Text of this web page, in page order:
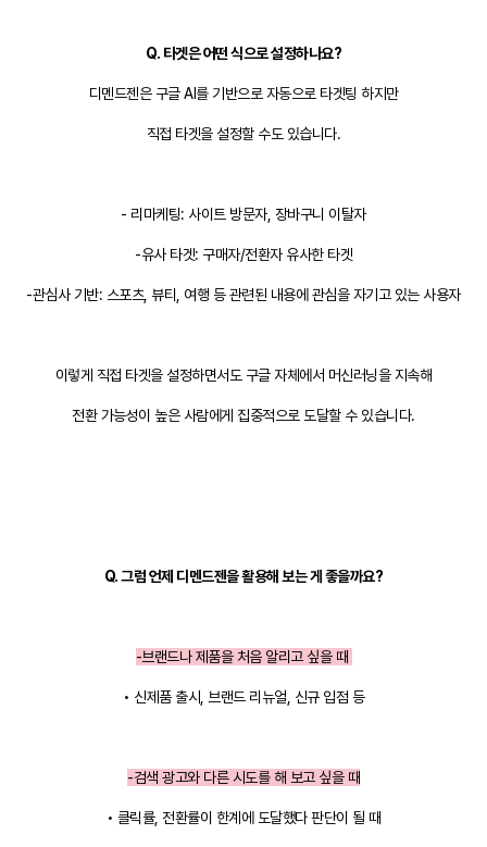
Q. 타겟은 어떤 식으로 설정하나요?
디멘드젠은 구글 AI를 기반으로 자동으로 타겟팅 하지만
직접 타겟을 설정할 수도 있습니다.
- 리마케팅: 사이트 방문자, 장바구니 이탈자
-유사 타겟: 구매자/전환자 유사한 타겟
-관심사 기반: 스포츠, 뷰티, 여행 등 관련된 내용에 관심을 자기고 있는 사용자
이렇게 직접 타겟을 설정하면서도 구글 자체에서 머신러닝을 지속해
전환 가능성이 높은 사람에게 집중적으로 도달할 수 있습니다.
Q. 그럼 언제 디멘드젠을 활용해 보는 게 좋을까요?
-브랜드나 제품을 처음 알리고 싶을 때
• 신제품 출시, 브랜드 리뉴얼, 신규 입점 등
-검색 광고와 다른 시도를 해 보고 싶을 때
• 클릭률, 전환률이 한계에 도달했다 판단이 될 때